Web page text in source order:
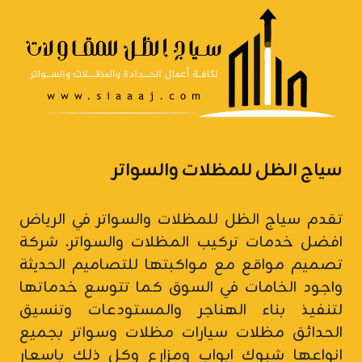
سياج الظل للمظلات والسواتر
تقدم سياج الظل للمظلات والسواتر في الرياض
افضل خدمات تركيب المظلات والسواتر. شركة
تصميم مواقع مع مواكبتها للتصاميم الحديثة
واجود الخامات في السوق كما تتوسع خدماتها
لتنفيذ بناء الهناجر والمستودعات وتنسيق
الحدائق مظلات سيارات مظلات وسواتر بجميع
انواعها شبوك ابواب ومزارع وكل ذلك باسعار